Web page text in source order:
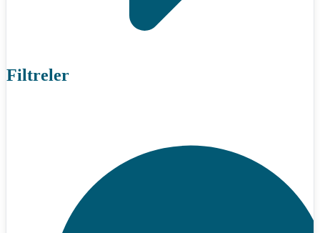
Filtreler